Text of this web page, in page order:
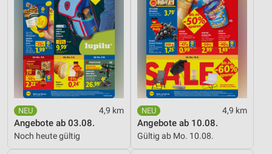
4,9 km
Angebote ab 03.08.
Noch heute gültig
4,9 km
Angebote ab 10.08.
Gültig ab Mo. 10.08.